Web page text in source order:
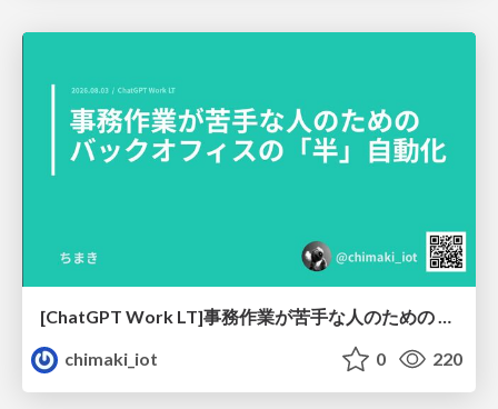
[ChatGPT Work LT]事務作業が苦手な人のための バックオフィスの「半」自動化
chimaki_iot
0 220